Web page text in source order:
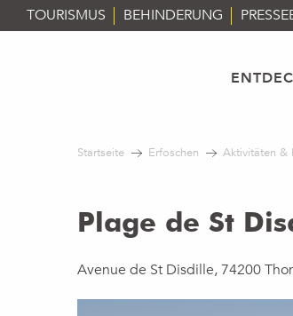
Aller
au
TOURISMUS BEHINDERUNG
Startseite Erfoschen Aktivitäten &
Plage de St
Avenue de St Disdille, 74200